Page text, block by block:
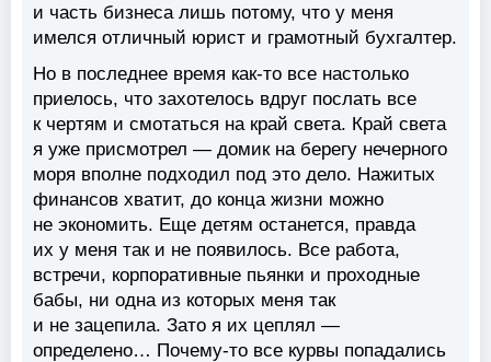
и часть бизнеса лишь потому, что у меня
имелся отличный юрист и грамотный бухгалтер.
Но в последнее время как-то все настолько
приелось, что захотелось вдруг послать все
к чертям и смотаться на край света. Край света
я уже присмотрел — домик на берегу нечерного
моря вполне подходил под это дело. Нажитых
финансов хватит, до конца жизни можно
не экономить. Еще детям останется, правда
их у меня так и не появилось. Все работа,
встречи, корпоративные пьянки и проходные
бабы, ни одна из которых меня так
и не зацепила. Зато я их цеплял —
определено… Почему-то все курвы попадались